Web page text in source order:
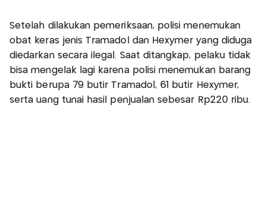
Setelah dilakukan pemeriksaan, polisi menemukan
obat keras jenis Tramadol dan Hexymer yang diduga
diedarkan secara ilegal. Saat ditangkap, pelaku tidak
bisa mengelak lagi karena polisi menemukan barang
bukti berupa 79 butir Tramadol, 61 butir Hexymer,
serta uang tunai hasil penjualan sebesar Rp220 ribu.